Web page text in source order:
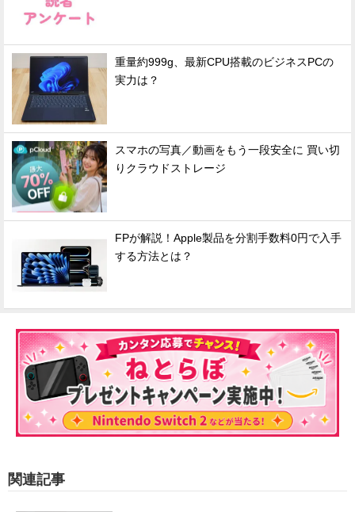
重量約999g、最新CPU搭載のビジネスPCの
実力は？
スマホの写真／動画をもう一段安全に 買い切
りクラウドストレージ
FPが解説！Apple製品を分割手数料0円で入手
する方法とは？
関連記事